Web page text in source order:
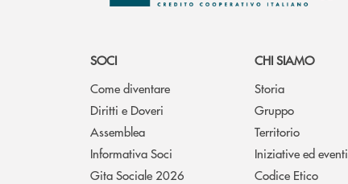
SOCI
Come diventare
Diritti e Doveri
Assemblea
Informativa Soci
Gita Sociale 2026
CHI SIAMO
Storia
Gruppo
Territorio
Iniziative ed eventi
Codice Etico